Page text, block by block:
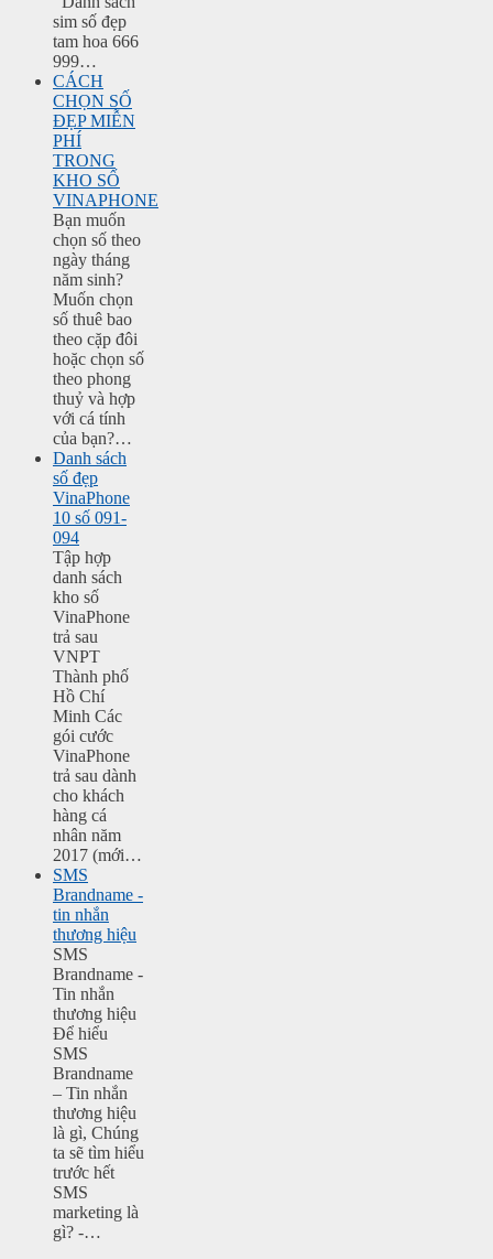
sim số đẹp
tam hoa 666
999…
CÁCH
CHỌN SỐ
ĐẸP MIỄN
PHÍ
TRONG
KHO SỐ
VINAPHONE
Bạn muốn
chọn số theo
ngày tháng
năm sinh?
Muốn chọn
số thuê bao
theo cặp đôi
hoặc chọn số
theo phong
thuỷ và hợp
với cá tính
của bạn?…
Danh sách
số đẹp
VinaPhone
10 số 091-
094
Tập hợp
danh sách
kho số
VinaPhone
trả sau
VNPT
Thành phố
Hồ Chí
Minh Các
gói cước
VinaPhone
trả sau dành
cho khách
hàng cá
nhân năm
2017 (mới…
SMS
Brandname -
tin nhắn
thương hiệu
SMS
Brandname -
Tin nhắn
thương hiệu
Để hiểu
SMS
Brandname
– Tin nhắn
thương hiệu
là gì, Chúng
ta sẽ tìm hiểu
trước hết
SMS
marketing là
gì? -…